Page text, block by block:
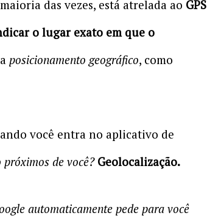
das vezes, está atrelada ao GPS
o lugar exato em que o
posicionamento geográfico, como
você entra no aplicativo de
de você? Geolocalização.
automaticamente pede para você